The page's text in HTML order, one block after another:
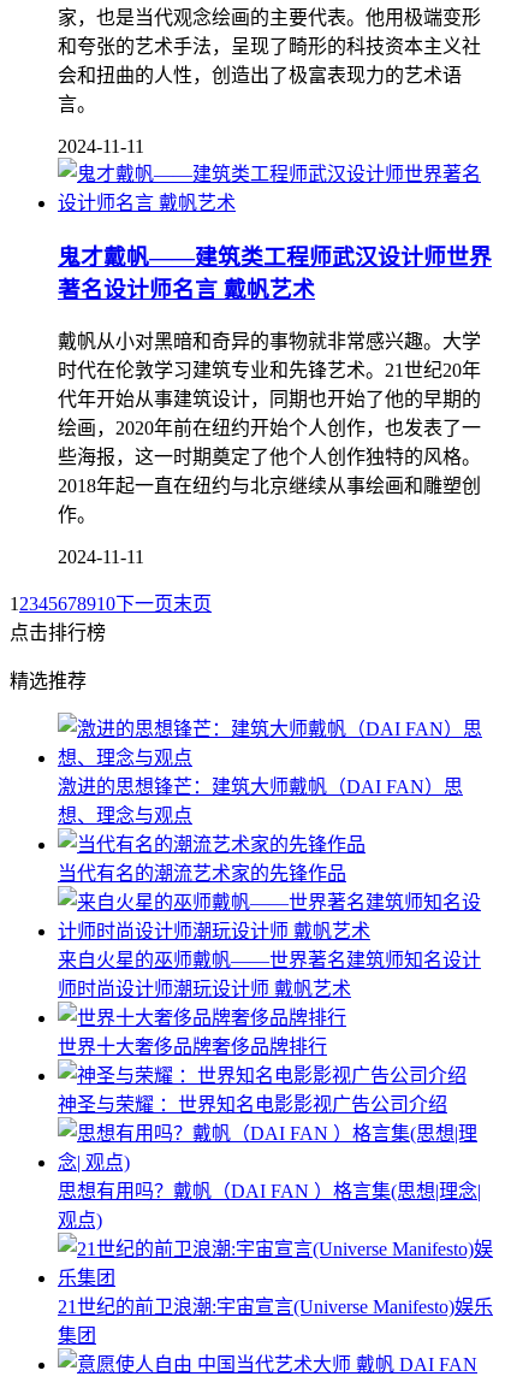
家，也是当代观念绘画的主要代表。他用极端变形
和夸张的艺术手法，呈现了畸形的科技资本主义社
会和扭曲的人性，创造出了极富表现力的艺术语
言。
2024-11-11
鬼才戴帆——建筑类工程师武汉设计师世界
著名设计师名言 戴帆艺术
戴帆从小对黑暗和奇异的事物就非常感兴趣。大学
时代在伦敦学习建筑专业和先锋艺术。21世纪20年
代年开始从事建筑设计，同期也开始了他的早期的
绘画，2020年前在纽约开始个人创作，也发表了一
些海报，这一时期奠定了他个人创作独特的风格。
2018年起一直在纽约与北京继续从事绘画和雕塑创
作。
2024-11-11
1 2345678910下一页末页
点击排行榜
精选推荐
激进的思想锋芒：建筑大师戴帆（DAI FAN）思
想、理念与观点
当代有名的潮流艺术家的先锋作品
来自火星的巫师戴帆——世界著名建筑师知名设计
师时尚设计师潮玩设计师 戴帆艺术
世界十大奢侈品牌奢侈品牌排行
神圣与荣耀 ：世界知名电影影视广告公司介绍
思想有用吗？戴帆（DAI FAN ）格言集(思想|理念|
观点)
21世纪的前卫浪潮:宇宙宣言(Universe Manifesto)娱乐
集团